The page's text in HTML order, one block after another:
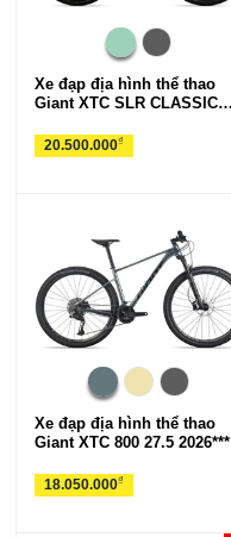
Xe đạp địa hình thể thao
Giant XTC SLR CLASSIC
20.500.000₫
Xe đạp địa hình thể thao
Giant XTC 800 27.5 2026***
18.050.000₫